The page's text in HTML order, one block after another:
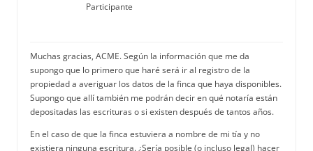
Participante
Muchas gracias, ACME. Según la información que me da
supongo que lo primero que haré será ir al registro de la
propiedad a averiguar los datos de la finca que haya disponibles.
Supongo que allí también me podrán decir en qué notaría están
depositadas las escrituras o si existen después de tantos años.
En el caso de que la finca estuviera a nombre de mi tía y no
existiera ninguna escritura. ¿Sería posible (o incluso legal) hacer